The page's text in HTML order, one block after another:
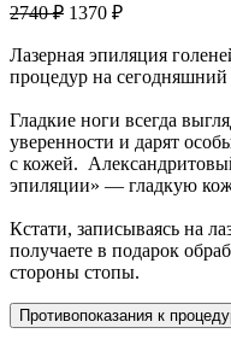
2740 ₽ 1370 ₽
Лазерная эпиляция
процедур на сегодняшний
Гладкие ноги всегда
уверенности и дарят
с кожей.
эпиляции» — гладкую
Кстати, записываясь на
получаете в подарок
стороны стопы.
Противопоказания к